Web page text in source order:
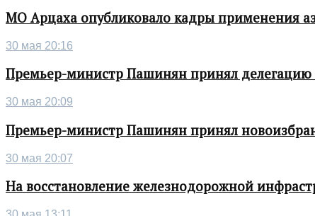
МО Арцаха опубликовало кадры применения
30 мая 20:16
Премьер-министр Пашинян принял делегацию
30 мая 20:09
Премьер-министр Пашинян принял
30 мая 20:07
На восстановление железнодорожной